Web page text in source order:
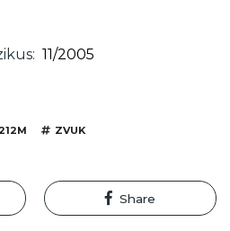
11/2005
ZVUK
Share